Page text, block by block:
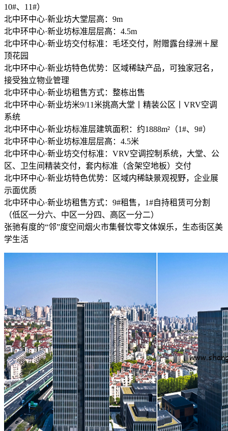
10#、11#）
北中环中心·新业坊大堂层高：9m
北中环中心·新业坊标准层层高：4.5m
北中环中心·新业坊交付标准：毛坯交付，附赠露台绿洲＋屋
顶花园
北中环中心·新业坊特色优势：区域稀缺产品，可独家冠名，
接受独立物业管理
北中环中心·新业坊租售方式：整栋出售
北中环中心·新业坊米9/11米挑高大堂丨精装公区丨VRV空调
系统
北中环中心·新业坊标准层建筑面积：约1888m²（1#、9#）
北中环中心·新业坊标准层层高：4.5米
北中环中心·新业坊交付标准：VRV空调控制系统，大堂、公
区、卫生间精装交付，套内标准（含架空地板）交付
北中环中心·新业坊特色优势：区域内稀缺景观视野，企业展
示面优质
北中环中心·新业坊租售方式：9#租售，1#自持租赁可分割
（低区一分六、中区一分四、高区一分二）
张驰有度的“邻”度空间烟火市集餐饮零文体娱乐，生态街区美
学生活